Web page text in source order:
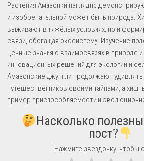
Растения Амазонки наглядно
и изобретательной может быть природа.
выживают в тяжёлых условиях, но и
связи, обогащая экосистему. Изучение
ценные знания о взаимосвязях в природе
инновационных решений для экологии и
Амазонские джунгли продолжают удивлять
путешественников своими тайнами, а
пример приспособляемости и
Насколько
пост?
Нажмите звездочку, чтобы